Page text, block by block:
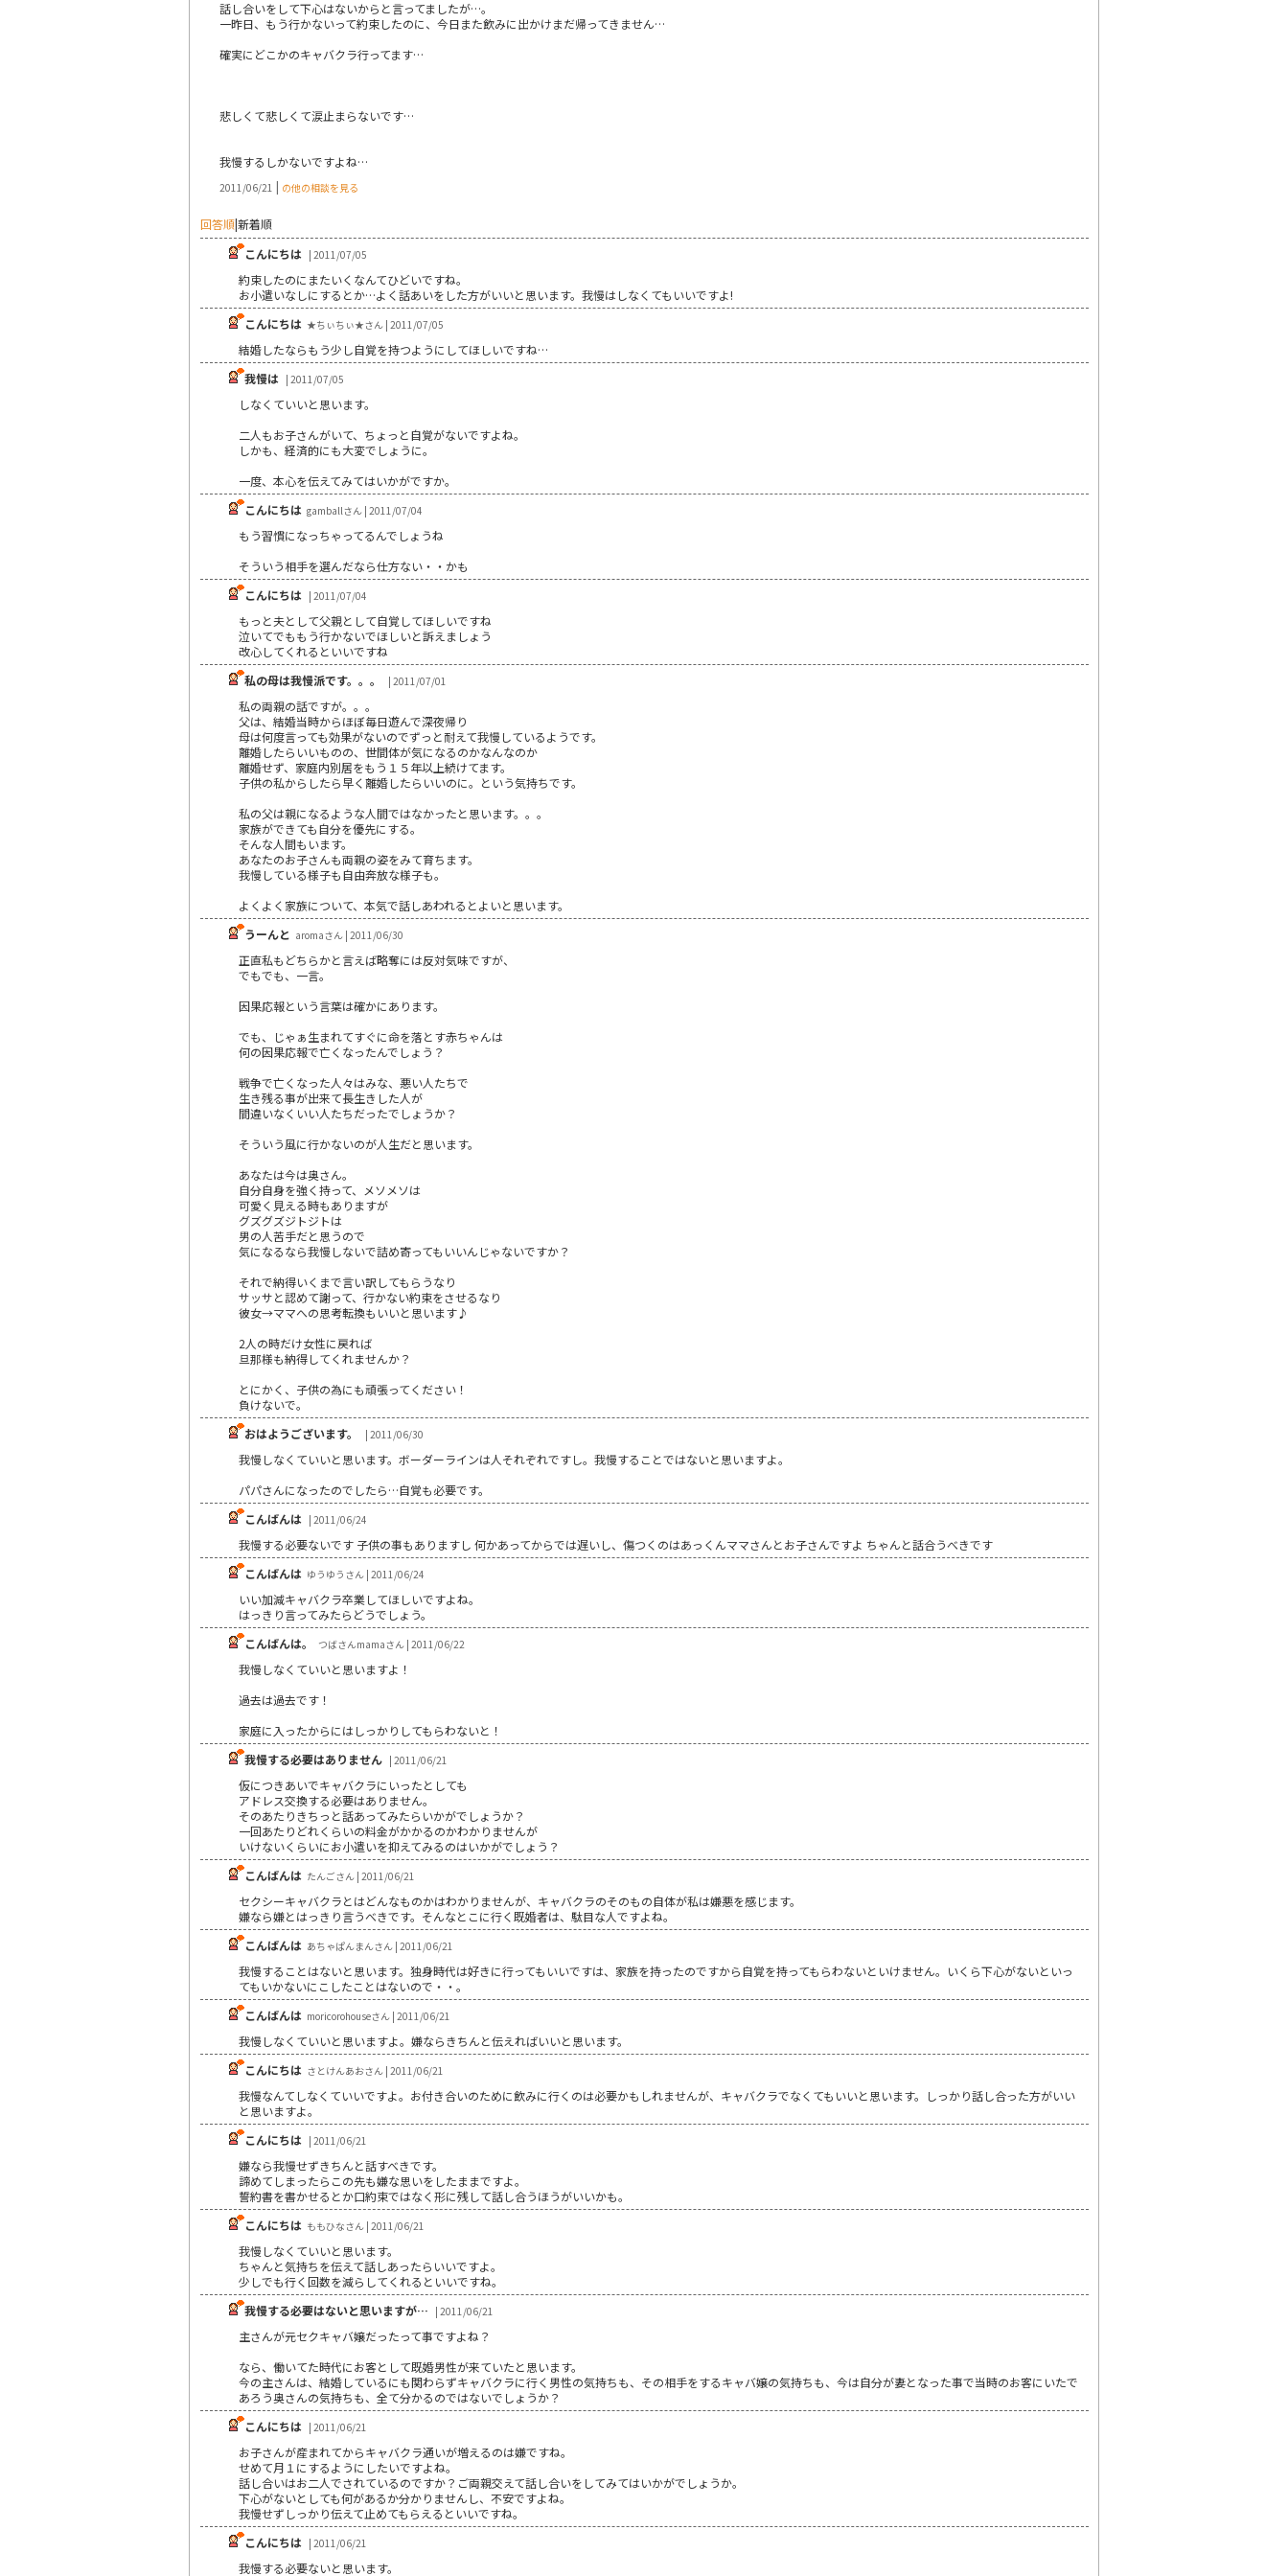
話し合いをして下心はないからと言ってましたが…。
一昨日、もう行かないって約束したのに、今日また飲みに出かけまだ帰ってきません…
確実にどこかのキャバクラ行ってます…
悲しくて悲しくて涙止まらないです…
我慢するしかないですよね…
2011/06/21 | の他の相談を見る
回答順|新着順
こんにちは | 2011/07/05
約束したのにまたいくなんてひどいですね。
お小遣いなしにするとか…よく話あいをした方がいいと思います。我慢はしなくてもいいですよ!
こんにちは ★ちぃちぃ★さん | 2011/07/05
結婚したならもう少し自覚を持つようにしてほしいですね…
我慢は | 2011/07/05
しなくていいと思います。
二人もお子さんがいて、ちょっと自覚がないですよね。
しかも、経済的にも大変でしょうに。
一度、本心を伝えてみてはいかがですか。
こんにちは gamballさん | 2011/07/04
もう習慣になっちゃってるんでしょうね
そういう相手を選んだなら仕方ない・・かも
こんにちは | 2011/07/04
もっと夫として父親として自覚してほしいですね
泣いてでももう行かないでほしいと訴えましょう
改心してくれるといいですね
私の母は我慢派です。。。
| 2011/07/01
私の両親の話ですが。。。
父は、結婚当時からほぼ毎日遊んで深夜帰り
母は何度言っても効果がないのでずっと耐えて我慢しているようです。
離婚したらいいものの、世間体が気になるのかなんなのか
離婚せず、家庭内別居をもう１５年以上続けてます。
子供の私からしたら早く離婚したらいいのに。という気持ちです。
私の父は親になるような人間ではなかったと思います。。。
家族ができても自分を優先にする。
そんな人間もいます。
あなたのお子さんも両親の姿をみて育ちます。
我慢している様子も自由奔放な様子も。
よくよく家族について、本気で話しあわれるとよいと思います。
うーんと aromaさん | 2011/06/30
正直私もどちらかと言えば略奪には反対気味ですが、
でもでも、一言。
因果応報という言葉は確かにあります。
でも、じゃぁ生まれてすぐに命を落とす赤ちゃんは
何の因果応報で亡くなったんでしょう？
戦争で亡くなった人々はみな、悪い人たちで
生き残る事が出来て長生きした人が
間違いなくいい人たちだったでしょうか？
そういう風に行かないのが人生だと思います。
あなたは今は奥さん。
自分自身を強く持って、メソメソは
可愛く見える時もありますが
グズグズジトジトは
男の人苦手だと思うので
気になるなら我慢しないで詰め寄ってもいいんじゃないですか？
それで納得いくまで言い訳してもらうなり
サッサと認めて謝って、行かない約束をさせるなり
彼女→ママへの思考転換もいいと思います♪
2人の時だけ女性に戻れば
旦那様も納得してくれませんか？
とにかく、子供の為にも頑張ってください！
負けないで。
おはようございます。
| 2011/06/30
我慢しなくていいと思います。ボーダーラインは人それぞれですし。我慢することではないと思いますよ。
パパさんになったのでしたら…自覚も必要です。
こんばんは | 2011/06/24
我慢する必要ないです 子供の事もありますし 何かあってからでは遅いし、傷つくのはあっくんママさんとお子さんですよ ちゃんと話合うべきです
こんばんは ゆうゆうさん | 2011/06/24
いい加減キャバクラ卒業してほしいですよね。
はっきり言ってみたらどうでしょう。
こんばんは。
つばさんmamaさん | 2011/06/22
我慢しなくていいと思いますよ！
過去は過去です！
家庭に入ったからにはしっかりしてもらわないと！
我慢する必要はありません | 2011/06/21
仮につきあいでキャバクラにいったとしても
アドレス交換する必要はありません。
そのあたりきちっと話あってみたらいかがでしょうか？
一回あたりどれくらいの料金がかかるのかわかりませんが
いけないくらいにお小遣いを抑えてみるのはいかがでしょう？
こんばんは たんごさん | 2011/06/21
セクシーキャバクラとはどんなものかはわかりませんが、キャバクラのそのもの自体が私は嫌悪を感じます。
嫌なら嫌とはっきり言うべきです。そんなとこに行く既婚者は、駄目な人ですよね。
こんばんは あちゃぱんまんさん | 2011/06/21
我慢することはないと思います。独身時代は好きに行ってもいいですは、家族を持ったのですから自覚を持ってもらわないといけません。いくら下心がないといっ
てもいかないにこしたことはないので・・。
こんばんは moricorohouseさん | 2011/06/21
我慢しなくていいと思いますよ。嫌ならきちんと伝えればいいと思います。
こんにちは さとけんあおさん | 2011/06/21
我慢なんてしなくていいですよ。お付き合いのために飲みに行くのは必要かもしれませんが、キャバクラでなくてもいいと思います。しっかり話し合った方がいい
と思いますよ。
こんにちは | 2011/06/21
嫌なら我慢せずきちんと話すべきです。
諦めてしまったらこの先も嫌な思いをしたままですよ。
誓約書を書かせるとか口約束ではなく形に残して話し合うほうがいいかも。
こんにちは ももひなさん | 2011/06/21
我慢しなくていいと思います。
ちゃんと気持ちを伝えて話しあったらいいですよ。
少しでも行く回数を減らしてくれるといいですね。
我慢する必要はないと思いますが… | 2011/06/21
主さんが元セクキャバ嬢だったって事ですよね？
なら、働いてた時代にお客として既婚男性が来ていたと思います。
今の主さんは、結婚しているにも関わらずキャバクラに行く男性の気持ちも、その相手をするキャバ嬢の気持ちも、今は自分が妻となった事で当時のお客にいたで
あろう奥さんの気持ちも、全て分かるのではないでしょうか？
こんにちは | 2011/06/21
お子さんが産まれてからキャバクラ通いが増えるのは嫌ですね。
せめて月１にするようにしたいですよね。
話し合いはお二人でされているのですか？ご両親交えて話し合いをしてみてはいかがでしょうか。
下心がないとしても何があるか分かりませんし、不安ですよね。
我慢せずしっかり伝えて止めてもらえるといいですね。
こんにちは | 2011/06/21
我慢する必要ないと思います。